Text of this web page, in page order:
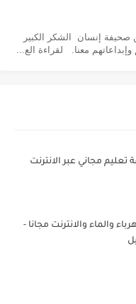
– 08 – 2026 صدر العدد 110 من صحيفة إنسان الشكر الكبير
معنا. لقراءة الع...
والماء والانترنت مجانا -